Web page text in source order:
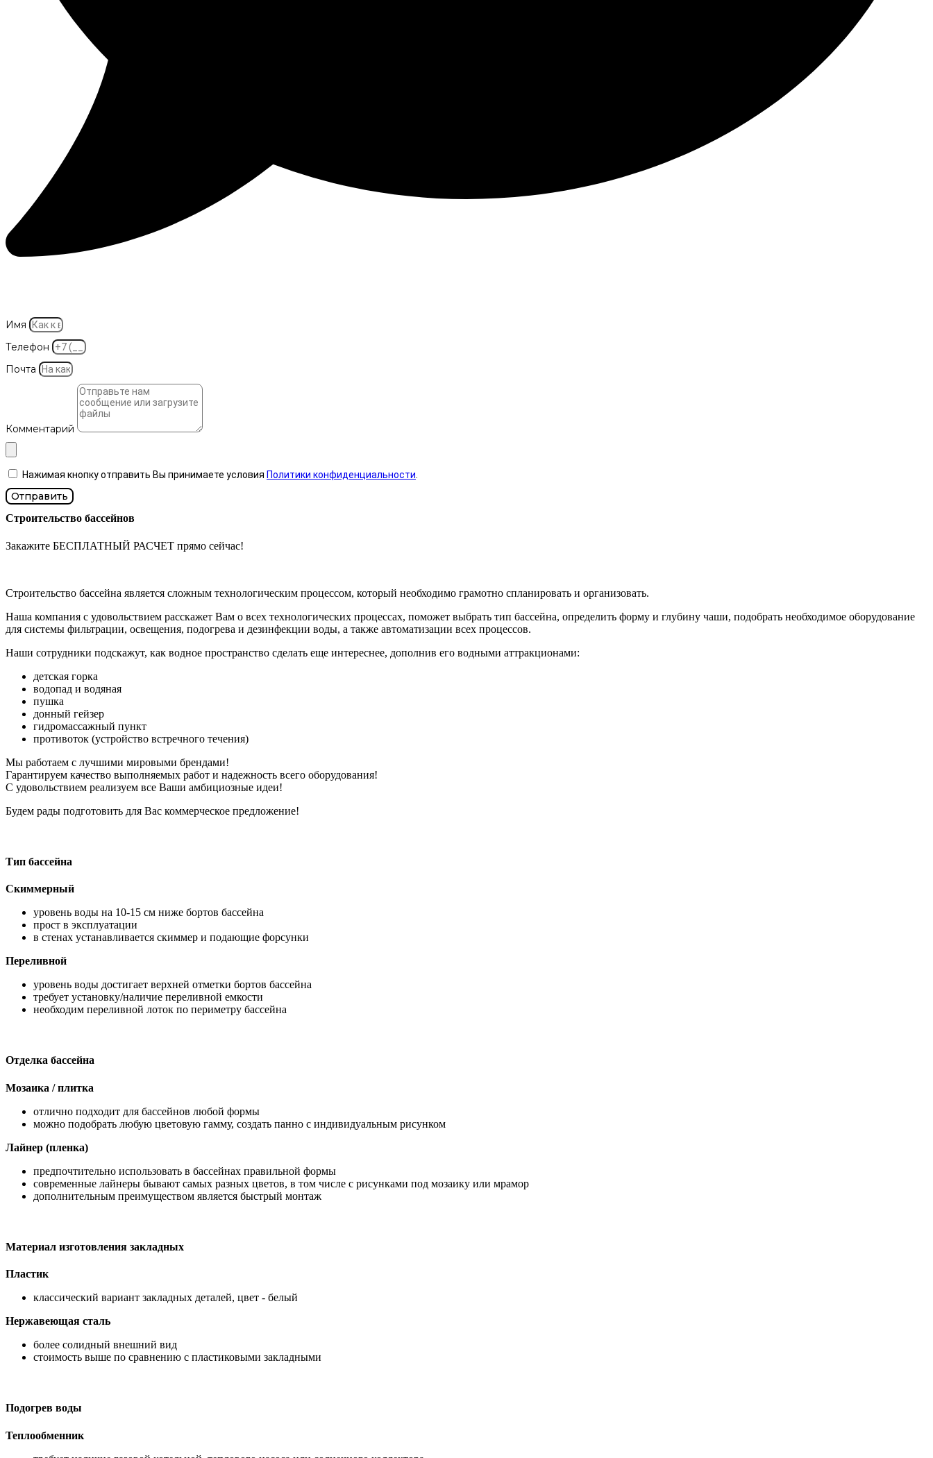
Имя
Телефон
Почта
Комментарий
Нажимая кнопку отправить Вы принимаете условия Политики конфиденциальности
Отправить
Строительство бассейнов
Закажите БЕСПЛАТНЫЙ РАСЧЕТ прямо сейчас!
Строительство бассейна является сложным технологическим процессом, который необходимо грамотно спланировать и организовать.
Наша компания с удовольствием расскажет Вам о всех технологических процессах, поможет выбрать тип бассейна, определить форму и глубину чаши, подобрать необходимое оборудование
для системы фильтрации, освещения, подогрева и дезинфекции воды, а также автоматизации всех процессов.
Наши сотрудники подскажут, как водное пространство сделать еще интереснее, дополнив его водными аттракционами:
детская горка
водопад и водяная
пушка
донный гейзер
гидромассажный пункт
противоток (устройство встречного течения)
Мы работаем с лучшими мировыми брендами!
Гарантируем качество выполняемых работ и надежность всего оборудования!
С удовольствием реализуем все Ваши амбициозные идеи!
Будем рады подготовить для Вас коммерческое предложение!
Тип бассейна
Скиммерный
уровень воды на 10-15 см ниже бортов бассейна
прост в эксплуатации
в стенах устанавливается скиммер и подающие форсунки
Переливной
уровень воды достигает верхней отметки бортов бассейна
требует установку/наличие переливной емкости
необходим переливной лоток по периметру бассейна
Отделка бассейна
Мозаика / плитка
отлично подходит для бассейнов любой формы
можно подобрать любую цветовую гамму, создать панно с индивидуальным рисунком
Лайнер (пленка)
предпочтительно использовать в бассейнах правильной формы
современные лайнеры бывают самых разных цветов, в том числе с рисунками под мозаику или мрамор
дополнительным преимуществом является быстрый монтаж
Материал изготовления закладных
Пластик
классический вариант закладных деталей, цвет - белый
Нержавеющая сталь
более солидный внешний вид
стоимость выше по сравнению с пластиковыми закладными
Подогрев воды
Теплообменник